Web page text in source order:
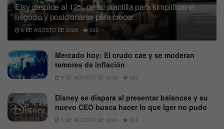
Etsy despide al 12% de su plantilla para simplificar el
negocio y posicionarse para crecer
6 DE AGOSTO DE 2026 523
Mercado hoy: El crudo cae y se moderan
temores de inflación
3 DE AGOSTO DE 2026 550
Disney se dispara al presentar balances y su
nuevo CEO busca hacer lo que Iger no pudo
5 DE AGOSTO DE 2026 558